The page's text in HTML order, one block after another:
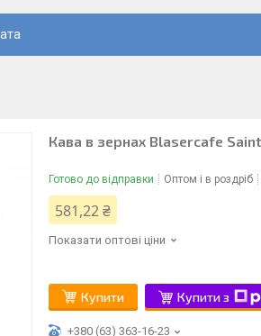
Кава в зернах Blasercafe
Готово до відправки Оптом і в роздріб
581,22 ₴
Показати оптові ціни
Купити Купити з
+380 (63) 363-16-23